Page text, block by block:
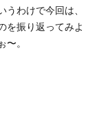
わけで今回は、
を振り返ってみよ
〜。